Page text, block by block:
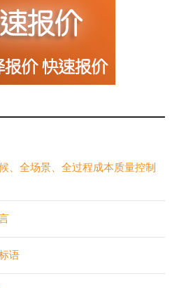
、全场景、全过程成本质量控制
语